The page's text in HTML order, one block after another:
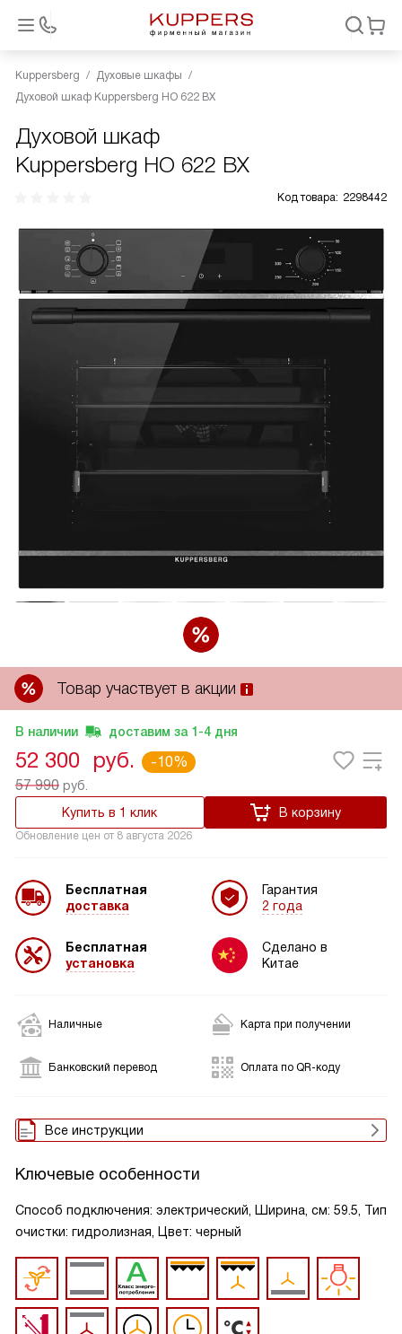
Kuppersberg
Духовые шкафы
Духовой шкаф Kuppersberg HO 622 BX
Духовой шкаф
Kuppersberg HO 622 BX
Код товара: 2298442
Товар участвует в акции
В наличии доставим за 1-4 дня
52 300 руб.
-10%
57 990 руб.
Купить в 1 клик
В корзину
Обновление цен от 8 августа 2026
Бесплатная
доставка
Бесплатная
установка
Гарантия
2 года
Сделано в
Китае
Наличные Карта при получении
Банковский перевод Оплата по QR-коду
Все инструкции
Ключевые особенности
Способ подключения: электрический, Ширина, см: 59.5, Тип
очистки: гидролизная, Цвет: черный